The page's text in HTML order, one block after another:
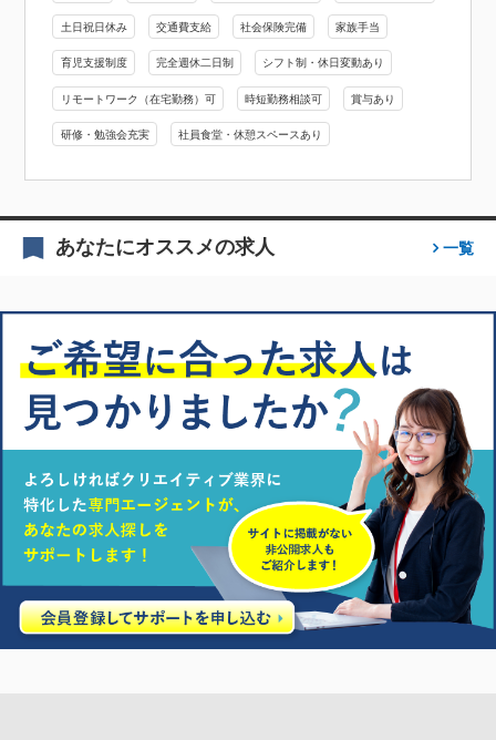
土日祝日休み 交通費支給 社会保険完備 家族手当
育児支援制度 完全週休二日制 シフト制・休日変動あり
リモートワーク（在宅勤務）可 時短勤務相談可 賞与あり
研修・勉強会充実 社員食堂・休憩スペースあり
あなたにオススメの求人 一覧